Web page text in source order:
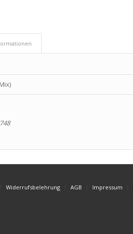
Widerrufsbelehrung AGB Impressum